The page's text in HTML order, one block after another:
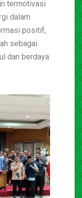
termotivasi
dalam
positif,
sebagai
dan berdaya